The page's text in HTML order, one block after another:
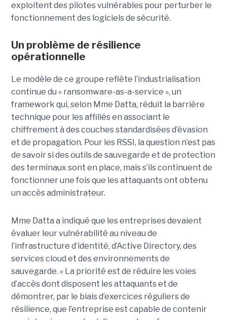
exploitent des pilotes vulnérables pour perturber le
fonctionnement des logiciels de sécurité.
Un problème de résilience
opérationnelle
Le modèle de ce groupe reflète l’industrialisation
continue du « ransomware-as-a-service », un
framework qui, selon Mme Datta, réduit la barrière
technique pour les affiliés en associant le
chiffrement à des couches standardisées d’évasion
et de propagation. Pour les RSSI, la question n’est pas
de savoir si des outils de sauvegarde et de protection
des terminaux sont en place, mais s’ils continuent de
fonctionner une fois que les attaquants ont obtenu
un accès administrateur.
Mme Datta a indiqué que les entreprises devaient
évaluer leur vulnérabilité au niveau de
l’infrastructure d’identité, d’Active Directory, des
services cloud et des environnements de
sauvegarde. « La priorité est de réduire les voies
d’accès dont disposent les attaquants et de
démontrer, par le biais d’exercices réguliers de
résilience, que l’entreprise est capable de contenir